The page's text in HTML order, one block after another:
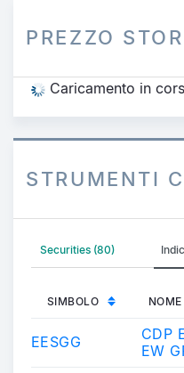
PREZZO
Caricamento in
STRUMENTI
Securities (80)
SIMBOLO NOME
EESGG
CDP
EW